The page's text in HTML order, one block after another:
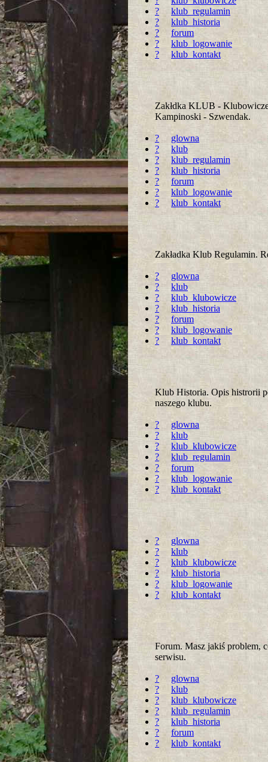
?
klub_regulamin
?
klub_historia
?
forum
?
klub_logowanie
?
klub_kontakt
Zakłdka KLUB -
Kampinoski - Szwendak.
?
glowna
?
klub
?
klub_regulamin
?
klub_historia
?
forum
?
klub_logowanie
?
klub_kontakt
Zakładka Klub Regulamin.
?
glowna
?
klub
?
klub_klubowicze
?
klub_historia
?
forum
?
klub_logowanie
?
klub_kontakt
Klub Historia. Opis histrorii
naszego klubu.
?
glowna
?
klub
?
klub_klubowicze
?
klub_regulamin
?
forum
?
klub_logowanie
?
klub_kontakt
?
glowna
?
klub
?
klub_klubowicze
?
klub_historia
?
klub_logowanie
?
klub_kontakt
Forum. Masz jakiś problem,
serwisu.
?
glowna
?
klub
?
klub_klubowicze
?
klub_regulamin
?
klub_historia
?
forum
?
klub_kontakt